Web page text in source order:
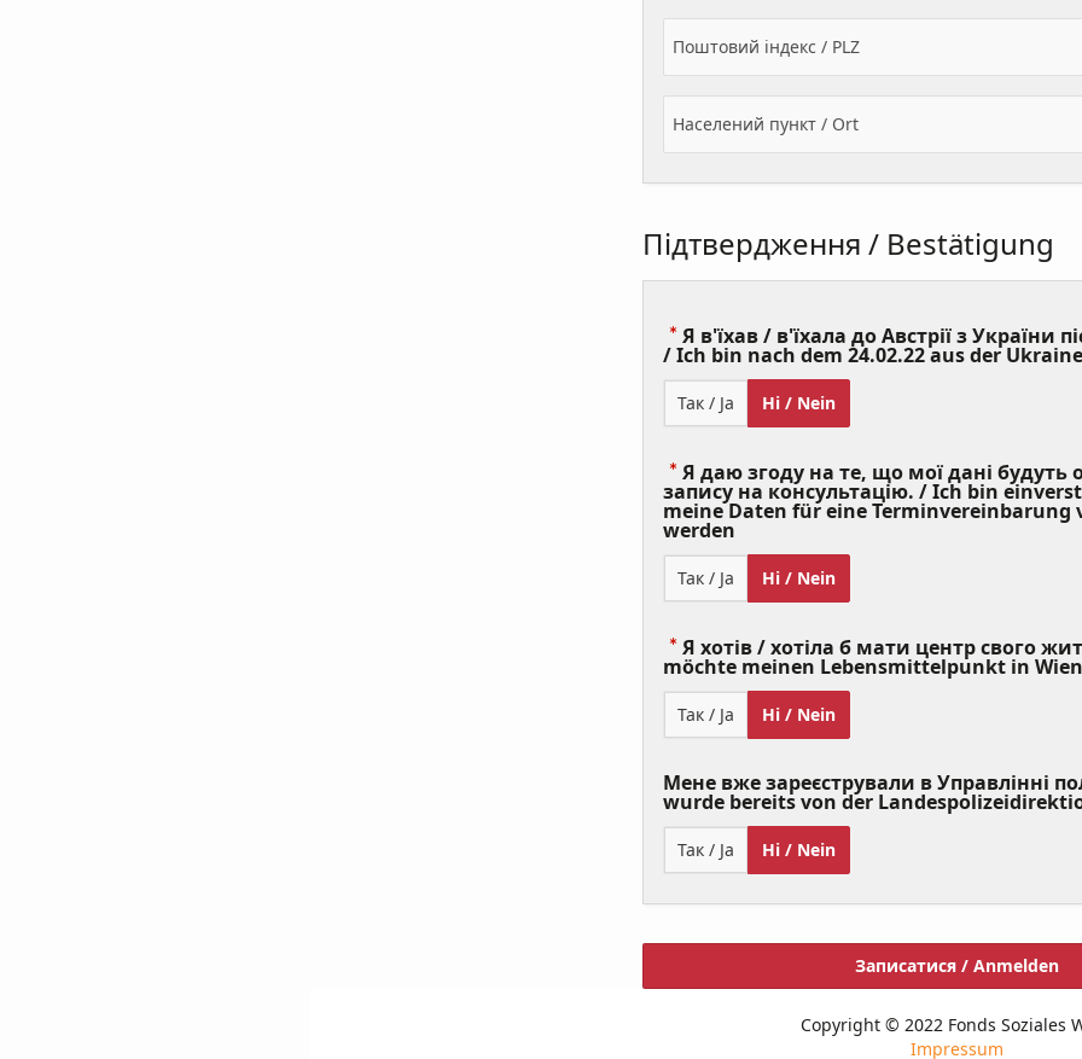
Поштовий індекс / PLZ
Населений пункт / Ort
Підтвердження / Bestätigung
Я в'їхав / в'їхала до Австрії з України
/ Ich bin nach dem 24.02.22 aus der
Так / Ja Ні / Nein
Я даю згоду на те, що мої дані будуть
запису на консультацію. / Ich bin
meine Daten für eine Terminvereinbarung
werden
Required)
Так / Ja Ні / Nein
Я хотів / хотіла б мати центр свого
möchte meinen Lebensmittelpunkt in
Так / Ja Ні / Nein
Мене вже зареєстрували в Управлінні
wurde bereits von der
Так / Ja Ні / Nein
Записатися / Anmelden
Copyright © 2022 Fonds Soziales
Impressum